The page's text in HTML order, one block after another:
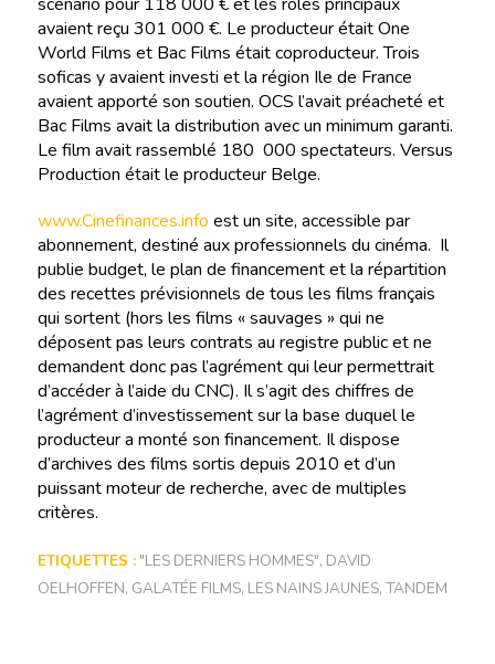
avaient reçu 301 000 €. Le producteur était One
World Films et Bac Films était coproducteur. Trois
soficas y avaient investi et la région Ile de France
avaient apporté son soutien. OCS l’avait préacheté et
Bac Films avait la distribution avec un minimum garanti.
Le film avait rassemblé 180 000 spectateurs. Versus
Production était le producteur Belge.
www.Cinefinances.info est un site, accessible par
abonnement, destiné aux professionnels du cinéma. Il
publie budget, le plan de financement et la répartition
des recettes prévisionnels de tous les films français
qui sortent (hors les films « sauvages » qui ne
déposent pas leurs contrats au registre public et ne
demandent donc pas l’agrément qui leur permettrait
d’accéder à l’aide du CNC). Il s’agit des chiffres de
l’agrément d’investissement sur la base duquel le
producteur a monté son financement. Il dispose
d’archives des films sortis depuis 2010 et d’un
puissant moteur de recherche, avec de multiples
critères.
ETIQUETTES : "LES DERNIERS HOMMES", DAVID
OELHOFFEN, GALATÉE FILMS, LES NAINS JAUNES, TANDEM